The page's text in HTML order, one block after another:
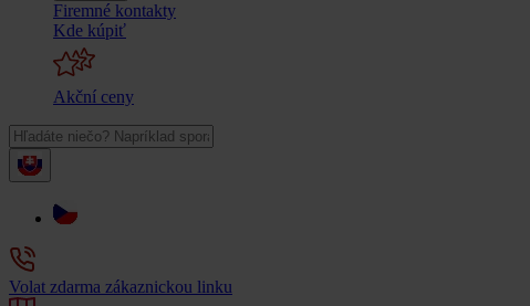
Firemné kontakty
Kde kúpiť
Akční ceny
Volat zdarma zákaznickou linku